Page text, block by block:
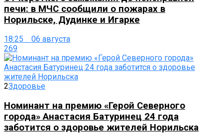
печи: в МЧС сообщили о пожарах в
Норильске, Дудинке и Игарке
18:25 06 августа
269
2Здоровье
Номинант на премию «Герой Северного
города» Анастасия Батуринец 24 года
заботится о здоровье жителей Норильска